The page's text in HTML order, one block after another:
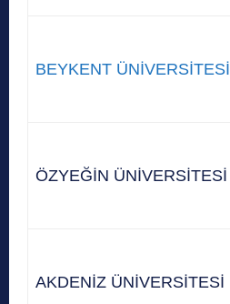
BEYKENT ÜNİVERSİTESİ
ÖZYEĞİN ÜNİVERSİTESİ
AKDENİZ ÜNİVERSİTESİ